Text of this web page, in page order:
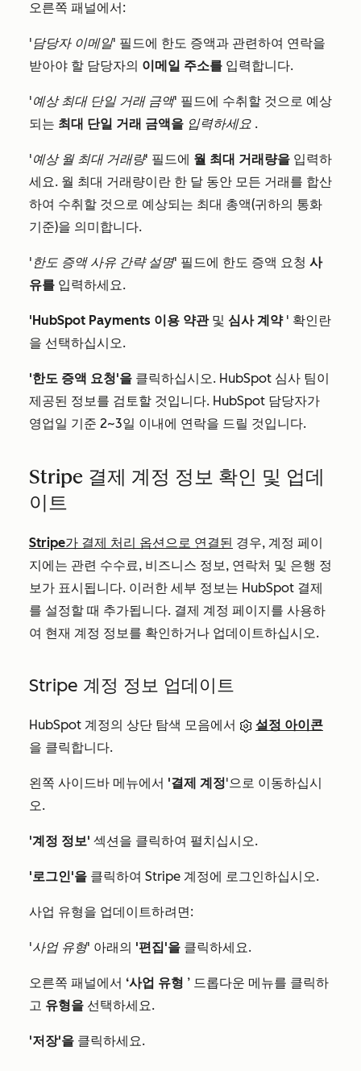
오른쪽 패널에서:
'담당자 이메일' 필드에 한도 증액과 관련하여 연락을
받아야 할 담당자의 이메일 주소를 입력합니다.
'예상 최대 단일 거래 금액' 필드에 수취할 것으로 예상
되는 최대 단일 거래 금액을 입력하세요 .
'예상 월 최대 거래량' 필드에 월 최대 거래량을 입력하
세요. 월 최대 거래량이란 한 달 동안 모든 거래를 합산
하여 수취할 것으로 예상되는 최대 총액(귀하의 통화
기준)을 의미합니다.
'한도 증액 사유 간략 설명' 필드에 한도 증액 요청 사
유를 입력하세요.
'HubSpot Payments 이용 약관및 심사 계약' 확인란
을 선택하십시오.
'한도 증액 요청'을 클릭하십시오. HubSpot 심사 팀이
제공된 정보를 검토할 것입니다. HubSpot 담당자가
영업일 기준 2~3일 이내에 연락을 드릴 것입니다.
Stripe 결제 계정 정보 확인 및 업데
이트
Stripe가 결제 처리 옵션으로 연결된 경우, 계정 페이
지에는 관련 수수료, 비즈니스 정보, 연락처 및 은행 정
보가 표시됩니다. 이러한 세부 정보는 HubSpot 결제
를 설정할 때 추가됩니다. 결제 계정 페이지를 사용하
여 현재 계정 정보를 확인하거나 업데이트하십시오.
Stripe 계정 정보 업데이트
HubSpot 계정의 상단 탐색 모음에서
설정 아이콘
을 클릭합니다.
왼쪽 사이드바 메뉴에서 '결제 계정'으로 이동하십시
오.
'계정 정보' 섹션을 클릭하여 펼치십시오.
'로그인'을 클릭하여 Stripe 계정에 로그인하십시오.
사업 유형을 업데이트하려면:
'사업 유형' 아래의 '편집'을 클릭하세요.
오른쪽 패널에서 ‘사업 유형 ’ 드롭다운 메뉴를 클릭하
고 유형을 선택하세요.
'저장'을 클릭하세요.